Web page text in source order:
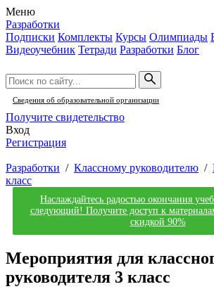
Меню
Разработки
Подписки Комплекты Курсы Олимпиады
Видеоучебник Тетради Разработки Блог
Сведения об образовательной организации
Получите свидетельство
Вход
Регистрация
Разработки / Классному руководителю /
класс
Наслаждайтесь радостью окончания
следующий! Получите доступ к
скидкой 90%
Мероприятия для
руководителя 3 класс